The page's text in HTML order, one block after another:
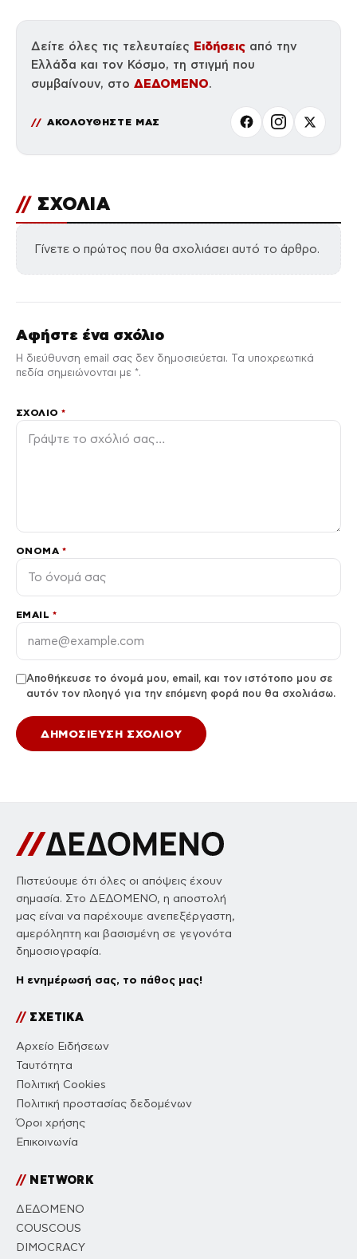
Δείτε όλες τις τελευταίες Ειδήσεις από την
Ελλάδα και τον Κόσμο, τη στιγμή που
συμβαίνουν, στο ΔΕΔΟΜΕΝΟ.
ΑΚΟΛΟΥΘΗΣΤΕ ΜΑΣ
// ΣΧΟΛΙΑ
Γίνετε ο πρώτος που θα σχολιάσει αυτό το άρθρο.
Αφήστε ένα σχόλιο
Η διεύθυνση email σας δεν δημοσιεύεται. Τα υποχρεωτικά
πεδία σημειώνονται με *.
ΣΧΌΛΙΟ*
ΌΝΟΜΑ *
EMAIL *
Αποθήκευσε το όνομά μου, email, και τον ιστότοπο μου σε
αυτόν τον πλοηγό για την επόμενη φορά που θα σχολιάσω.
Πιστεύουμε ότι όλες οι απόψεις έχουν
σημασία. Στο ΔΕΔΟΜΕΝΟ, η αποστολή
μας είναι να παρέχουμε ανεπεξέργαστη,
αμερόληπτη και βασισμένη σε γεγονότα
δημοσιογραφία.
Η ενημέρωσή σας, το πάθος μας!
//ΣΧΕΤΙΚΑ
Αρχείο Ειδήσεων
Ταυτότητα
Πολιτική Cookies
Πολιτική προστασίας δεδομένων
Όροι χρήσης
Επικοινωνία
//NETWORK
ΔΕΔΟΜΕΝΟ
COUSCOUS
DIMOCRACY